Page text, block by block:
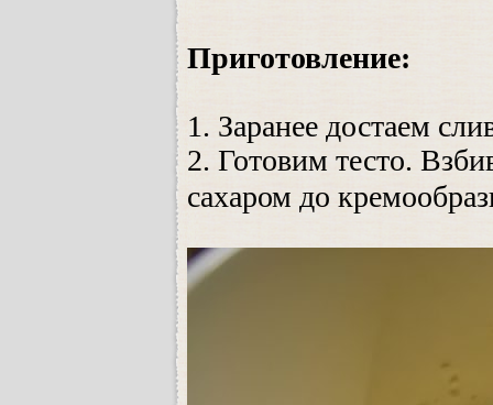
Приготовление:
1. Заранее достаем
2. Готовим тесто.
сахаром до